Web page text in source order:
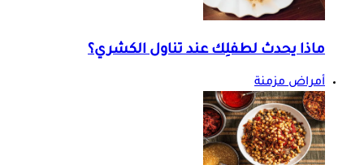
ماذا يحدث لطفلِك عند تناول الكشري؟
أمراض مزمنة